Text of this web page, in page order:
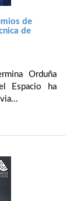
de
de
Orduña
Espacio ha